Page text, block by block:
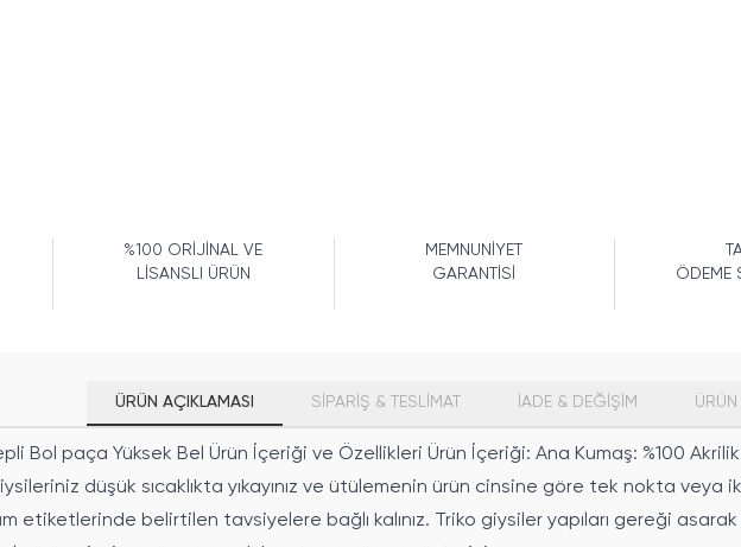
%100 ORİJİNAL VE
LİSANSLI ÜRÜN
MEMNUNİYET
GARANTİSİ
ÖDEME
ÜRÜN AÇIKLAMASI SİPARİŞ & TESLİMAT İADE & DEĞİŞİM ÜRÜN
Bol paça Yüksek Bel Ürün İçeriği ve Özellikleri Ürün İçeriği: Ana Kumaş: %100
düşük sıcaklıkta yıkayınız ve ütülemenin ürün cinsine göre tek nokta
etiketlerinde belirtilen tavsiyelere bağlı kalınız. Triko giysiler yapıları gereği